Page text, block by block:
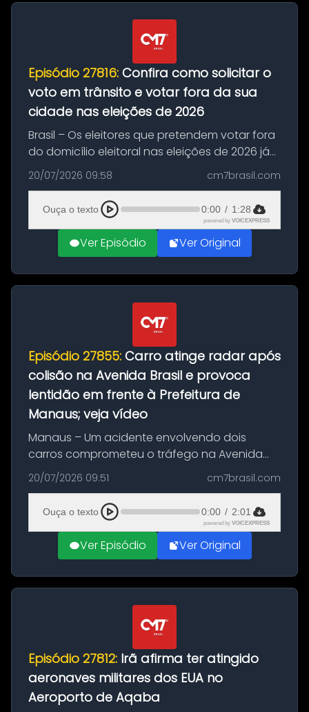
Episódio 27816: Confira como solicitar o
voto em trânsito e votar fora da sua
cidade nas eleições de 2026
Brasil – Os eleitores que pretendem votar fora
do domicílio eleitoral nas eleições de 2026 já
podem solicitar o voto em trânsito a partir
desta segunda-feira (20). O pedido pode ser
feito até 20 de ag...
20/07/2026 09:58 cm7brasil.com
Ouça o texto 0:00 / 1:28
powered by VOICEXPRESS
Ver Episódio Ver Original
Episódio 27855: Carro atinge radar após
colisão na Avenida Brasil e provoca
lentidão em frente à Prefeitura de
Manaus; veja vídeo
Manaus – Um acidente envolvendo dois
carros comprometeu o tráfego na Avenida
Brasil durante a manhã desta segunda-feira
(20), em frente ao complexo da Prefeitura de
Manaus, na Zona Oeste. A batida ter...
20/07/2026 09:51 cm7brasil.com
Ouça o texto 0:00 / 2:01
powered by VOICEXPRESS
Ver Episódio Ver Original
Episódio 27812: Irã afirma ter atingido
aeronaves militares dos EUA no
Aeroporto de Aqaba